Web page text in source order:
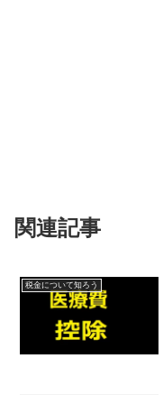
関連記事
税金について知ろう